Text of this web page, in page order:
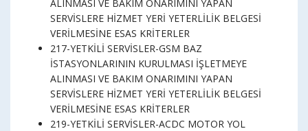
ALINMASI VE BAKIM ONARIMINI YAPAN
SERVİSLERE HİZMET YERİ YETERLİLİK BELGESİ
VERİLMESİNE ESAS KRİTERLER
217-YETKİLİ SERVİSLER-GSM BAZ
İSTASYONLARININ KURULMASI İŞLETMEYE
ALINMASI VE BAKIM ONARIMINI YAPAN
SERVİSLERE HİZMET YERİ YETERLİLİK BELGESİ
VERİLMESİNE ESAS KRİTERLER
219-YETKİLİ SERVİSLER-ACDC MOTOR YOL